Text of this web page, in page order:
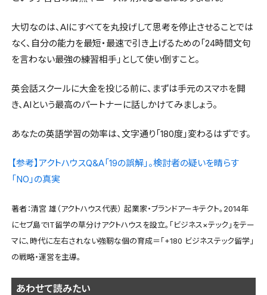
大切なのは、AIにすべてを丸投げして思考を停止させることでは
なく、自分の能力を最短・最速で引き上げるための「24時間文句
を言わない最強の練習相手」として使い倒すこと。
英会話スクールに大金を投じる前に、まずは手元のスマホを開
き、AIという最高のパートナーに話しかけてみましょう。
あなたの英語学習の効率は、文字通り「180度」変わるはずです。
【参考】アクトハウスQ&A「19の誤解」。検討者の疑いを晴らす
「NO」の真実
著者：清宮 雄（アクトハウス代表） 起業家・ブランドアーキテクト。2014年
にセブ島でIT留学の草分けアクトハウスを設立。「ビジネス×テック」をテー
マに、時代に左右されない強靭な個の育成＝「+180 ビジネステック留学」
の戦略・運営を主導。
あわせて読みたい